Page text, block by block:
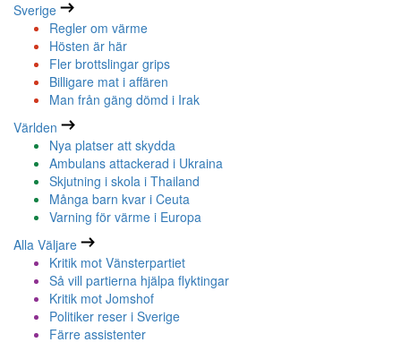
Sverige
Regler om värme
Hösten är här
Fler brottslingar grips
Billigare mat i affären
Man från gäng dömd i Irak
Världen
Nya platser att skydda
Ambulans attackerad i Ukraina
Skjutning i skola i Thailand
Många barn kvar i Ceuta
Varning för värme i Europa
Alla Väljare
Kritik mot Vänsterpartiet
Så vill partierna hjälpa flyktingar
Kritik mot Jomshof
Politiker reser i Sverige
Färre assistenter